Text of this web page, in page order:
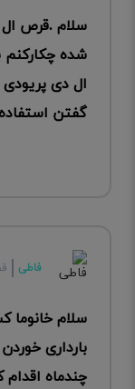
سلام .قرص ال
ال دی
گفتن
فاطی
سلام خانوما
بارداری
چندماه اقدام